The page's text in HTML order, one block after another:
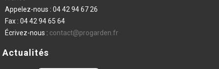
Appelez-nous : 04 42 94 67 26
Fax : 04 42 94 65 64
Écrivez-nous : contact@progarden.fr
Actualités